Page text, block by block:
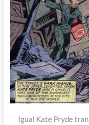
Igual Kate Pryde